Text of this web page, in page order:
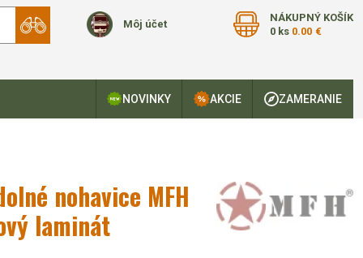
Môj účet
NÁKUPNÝ KOŠÍK
0 ks 0.00 €
NOVINKY AKCIE ZAMERANIE
nohavice MFH
laminát